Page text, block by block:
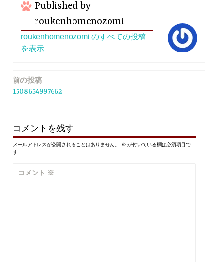
Published by
roukenhomenozomi
roukenhomenozomi のすべての投稿
を表示
投
稿
ビ
ゲ
シ
前の投稿
1508654997662
コメントを残す
メールアドレスが公開されることはありません。 ※ が付いている欄は必須項目で
す
コメント ※